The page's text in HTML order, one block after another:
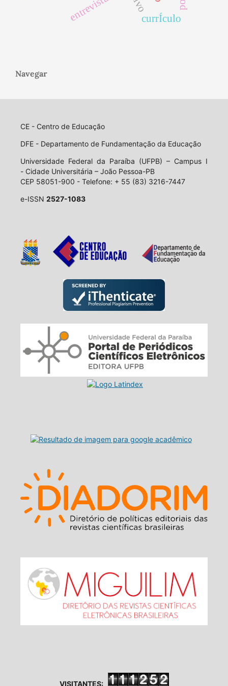
entrevista. currÍculo
Navegar
CE - Centro de Educação
DFE - Departamento de Fundamentação da Educação
Universidade Federal da Paraíba (UFPB) – Campus I
- Cidade Universitária – João Pessoa-PB
CEP 58051-900 - Telefone: + 55 (83) 3216-7447
e-ISSN 2527-1083
VISITANTES: